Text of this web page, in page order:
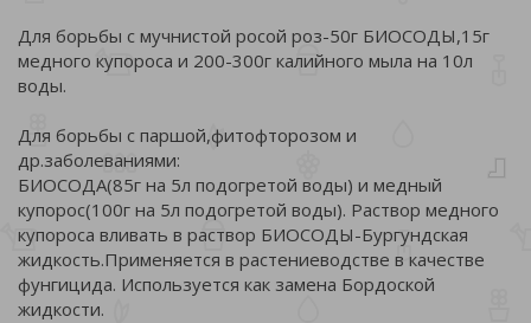
Для борьбы с мучнистой росой роз-50г БИОСОДЫ,15г
медного купороса и 200-300г калийного мыла на 10л
воды.
Для борьбы с паршой,фитофторозом и
др.заболеваниями:
БИОСОДА(85г на 5л подогретой воды) и медный
купорос(100г на 5л подогретой воды). Раствор медного
купороса вливать в раствор БИОСОДЫ-Бургундская
жидкость.Применяется в растениеводстве в качестве
фунгицида. Используется как замена Бордоской
жидкости.